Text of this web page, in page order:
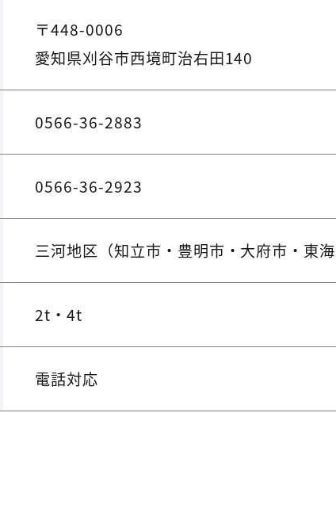
〒448-0006
愛知県刈谷市西境町治右田140
0566-36-2883
0566-36-2923
三河地区（知立市・豊明市・大府市・東海
2t・4t
電話対応